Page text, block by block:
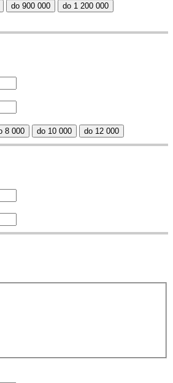
do 900 000
do 1 200 000
8 000 do 10 000 do 12 000